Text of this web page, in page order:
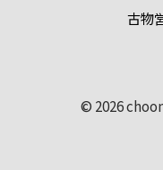
古物
© 2026